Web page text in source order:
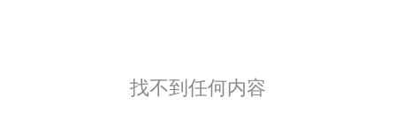
找不到任何内容